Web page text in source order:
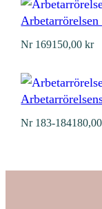
Nr 169150,00kr
Nr 183-184